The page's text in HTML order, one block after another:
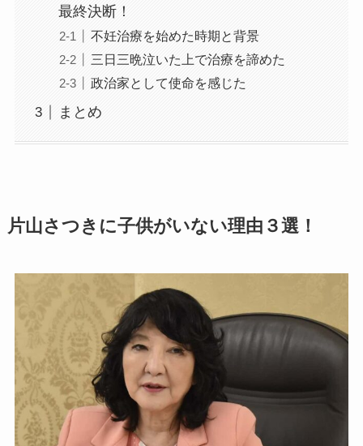
最終決断！
不妊治療を始めた時期と背景
三日三晩泣いた上で治療を諦めた
政治家として使命を感じた
まとめ
片山さつきに子供がいない理由３選！